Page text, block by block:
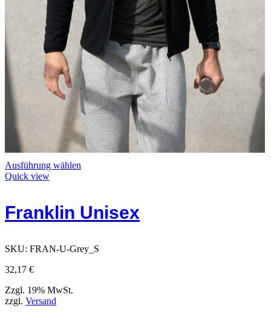
Ausführung wählen
Varianten
auf.
können
Quick view
Franklin Unisex
SKU: FRAN-U-Grey_S
32,17 €
Zzgl. 19% MwSt.
zzgl. Versand